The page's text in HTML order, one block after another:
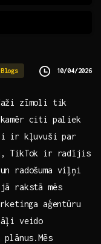
Blogs 10/04/2026
zīmoli‍ tik
citi‍ paliek
ir kļuvuši par
TikTok ir radījis
radošuma viļņi
rakstā mēs
aģentūru
veido